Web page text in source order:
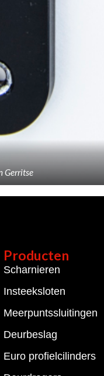
Gerritse
Producten
Scharnieren
Insteeksloten
Meerpuntssluitingen
Deurbeslag
Euro profielcilinders